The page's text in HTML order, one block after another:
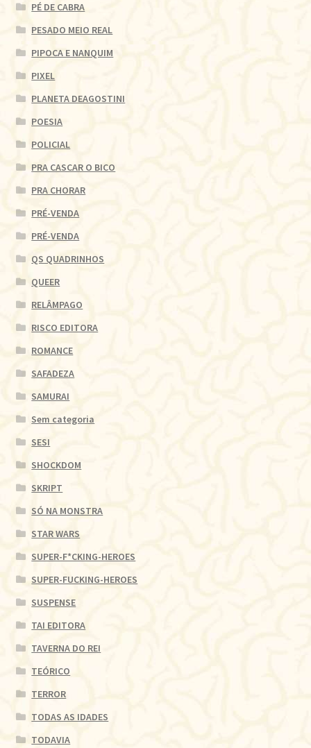
PÉ DE CABRA
PESADO MEIO REAL
PIPOCA E NANQUIM
PIXEL
PLANETA DEAGOSTINI
POESIA
POLICIAL
PRA CASCAR O BICO
PRA CHORAR
PRÉ-VENDA
PRÉ-VENDA
QS QUADRINHOS
QUEER
RELÂMPAGO
RISCO EDITORA
ROMANCE
SAFADEZA
SAMURAI
Sem categoria
SESI
SHOCKDOM
SKRIPT
SÓ NA MONSTRA
STAR WARS
SUPER-F*CKING-HEROES
SUPER-FUCKING-HEROES
SUSPENSE
TAI EDITORA
TAVERNA DO REI
TEÓRICO
TERROR
TODAS AS IDADES
TODAVIA